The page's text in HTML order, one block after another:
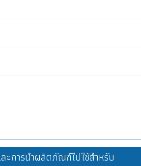
ะการนำผลิตภัณฑ์ไปใช้สำหรับ